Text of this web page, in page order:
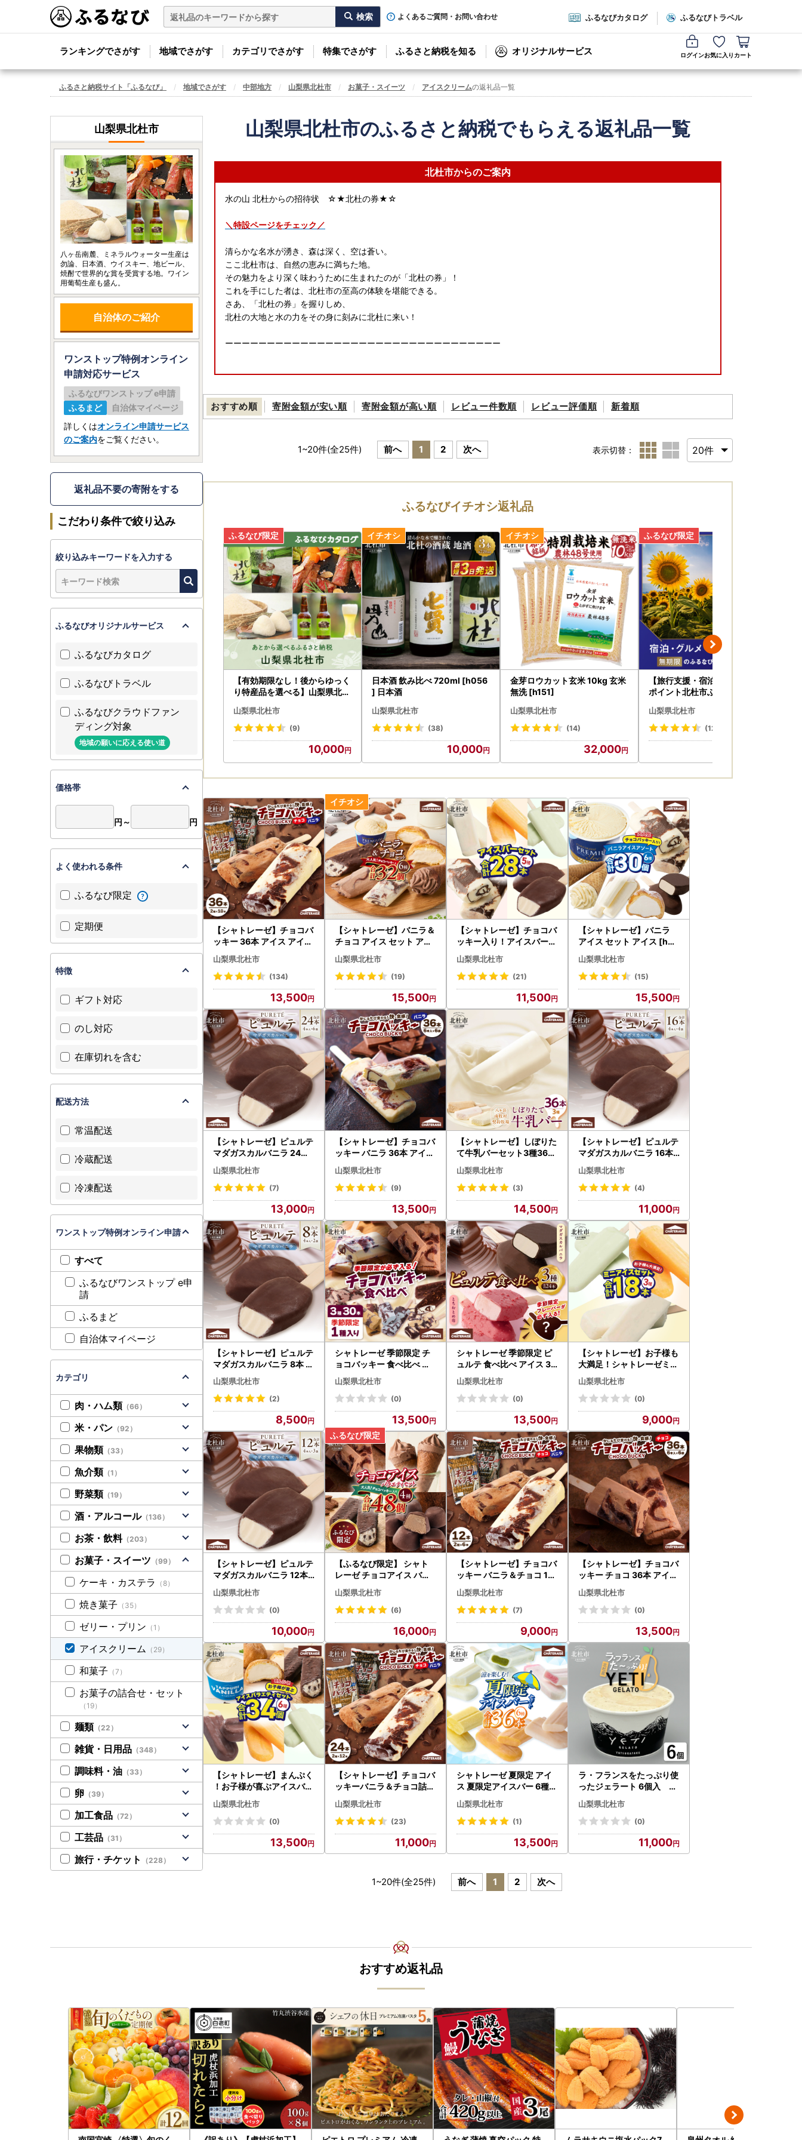
よくあるご質問・お問い合わせ ふるなびカタログ ふるなびトラベル
ランキングでさがす 地域でさがす カテゴリでさがす 特集でさがす ふるさと納税を知る オリジナルサービス ログインお気に入り カート
ふるさと納税サイト「ふるなび」 地域でさがす 中部地方 山梨県北杜市 お菓子・スイーツ アイスクリームの返礼品一覧
山梨県北杜市のふるさと納税でもらえる返礼品一覧
北杜市からのご案内
水の山 北杜からの招待状 ☆★北杜の券★☆
＼特設ページをチェック／
清らかな名水が湧き、森は深く、空は蒼い。
ここ北杜市は、自然の恵みに満ちた地。
その魅力をより深く味わうために生まれたのが「北杜の券」！
これを手にした者は、北杜市の至高の体験を堪能できる。
さあ、「北杜の券」を握りしめ、
北杜の大地と水の力をその身に刻みに北杜に来い！
ーーーーーーーーーーーーーーーーーーーーーーーーーーーーーーーーー
リニューアルされた「ふるまど」のご紹介です！
「ふるまど」を使えば、スマホやパソコンで複数自治体の管理やワンストップ特例申請が可能。
「IAM＜アイアム＞」と併用して使用するとスマホでワンストップ特例申請が完結！
※従来通りの「書類郵送による申請」も引き続き利用可能です。
詳しくはこちら
------------------------------------------------------------------------------------
＼マイナンバーカードをお持ちの方へ／
北杜市にご寄附をいただいた皆様のワンストップ特例申請手続きの負担を軽減するために、
スマホのみで申請を完結できるアプリ「IAM(アイアム)」が登場しました！
詳しくはこちらをご覧ください。
※従来通りの申請手続き「書類郵送による申請」も引き続きご利用可能です。
------------------------------------------------------------------------------------
【個人情報案内】
・商品の発送とご連絡、いただいたふるさと納税に関する報告、北杜市が主催・出展するふるさと納税関連イベント情報の提供、
北杜市のふるさと納税に関する情報提供のため、使用させていただきます。
・また、上記の手段としては、電子メールの配信やパンフレット等の郵送をさせていただく場合がございます。
おすすめ順 寄附金額が安い順 寄附金額が高い順 レビュー件数順 レビュー評価順 新着順
1~20件(全25件) 前へ 1 2 次へ 表示切替：
ふるなびイチオシ返礼品
【有効期限なし！後からゆっく
り特産品を選べる】山梨県北杜
山梨県北杜市
(9)
10,000
日本酒 飲み比べ 720ml [h056
] 日本酒
山梨県北杜市
(38)
10,000
金芽ロウカット玄米 10kg 玄米
無洗 [h151]
山梨県北杜市
(14)
32,000
【旅行支援・宿泊無期限】旅行
ポイント北杜市ふるなびトラベ
山梨県北杜市
(12)
【シャトレーゼ】チョコバ
ッキー 36本 アイス アイス
[h028]
山梨県北杜市
(134)
13,500
【シャトレーゼ】バニラ＆
チョコ アイス セット アイ
ス [h028]
山梨県北杜市
(19)
15,500
【シャトレーゼ】チョコバ
ッキー入り！アイスバー5
種セット [h367]
山梨県北杜市
(21)
11,500
【シャトレーゼ】バニラ
アイス セット アイス [h02
8]
山梨県北杜市
(15)
15,500
【シャトレーゼ】ピュルテ
マダガスカルバニラ 24本
アイス アイスクリーム 濃
厚 デザート スイーツ チョ
コレート おすすめ 人気 お
やつ 山梨県 北杜市 [h028]
山梨県北杜市
(7)
13,000
【シャトレーゼ】チョコバ
ッキー バニラ 36本 アイス
アイス [h028]
山梨県北杜市
(9)
13,500
【シャトレーゼ】しぼりた
て牛乳バーセット3種36本
入 アイス アイスクリー
ム [h028]
山梨県北杜市
(3)
14,500
【シャトレーゼ】ピュルテ
マダガスカルバニラ 16本
アイス アイスクリーム 濃
厚 デザート スイーツ チョ
コレート おすすめ 人気 お
やつ 山梨県 北杜市 [h028]
山梨県北杜市
(4)
11,000
【シャトレーゼ】ピュルテ
マダガスカルバニラ 8本 ア
イス アイス [h028]
山梨県北杜市
(2)
8,500
シャトレーゼ 季節限定 チ
ョコバッキー 食べ比べ ア
イス 3種 30本 [h367]
山梨県北杜市
(0)
13,500
シャトレーゼ 季節限定 ピ
ュルテ 食べ比べ アイス 3
種 24本 [h367]
山梨県北杜市
(0)
13,500
【シャトレーゼ】お子様も
大満足！シャトレーゼミニ
アイスセット18個入り [h3
67]
山梨県北杜市
(0)
9,000
【シャトレーゼ】ピュルテ
マダガスカルバニラ 12本
アイス アイスクリーム 濃
厚 デザート スイーツ チョ
コレート おすすめ 人気 お
やつ 山梨県 北杜市 [h028]
山梨県北杜市
(0)
10,000
【ふるなび限定】 シャト
レーゼ チョコアイス バラ
エティセット チョコ アイ
ス FN-Limited-SP [h367]
山梨県北杜市
(6)
16,000
【シャトレーゼ】チョコバ
ッキー バニラ＆チョコ 12
本 アイス アイス [h028]
山梨県北杜市
(7)
9,000
【シャトレーゼ】チョコバ
ッキー チョコ 36本 アイス
アイス [h028]
山梨県北杜市
(0)
13,500
【シャトレーゼ】まんぷく
！お子様が喜ぶアイスバラ
エティセット アイスクリ
ーム 詰め合わせ [h028]
山梨県北杜市
(0)
13,500
【シャトレーゼ】チョコバ
ッキーバニラ＆チョコ詰合
せ24本入 アイス アイスク
リーム [h028]
山梨県北杜市
(23)
11,000
シャトレーゼ 夏限定 アイ
ス 夏限定アイスバー 6種3
6本 [h367]
山梨県北杜市
(1)
13,500
ラ・フランスをたっぷり使
ったジェラート 6個入 ジ
ェラート ラ・フランス 12
0ml 6個入 アイス フルー
ツ 西洋梨 YETI 山梨県 北杜
市 八ヶ岳 人気 岩原果樹園
バレンタイン チョコ以外
ホワイトデー お返し [h03
山梨県北杜市
(0)
11,000
1~20件(全25件) 前へ 1 2 次へ
山梨県北杜市
八ヶ岳南麓、ミネラルウォーター生産は
勿論、日本酒、ウイスキー、地ビール、
焼酎で世界的な賞を受賞する地。ワイン
用葡萄生産も盛ん。
自治体のご紹介
ワンストップ特例オンライン
申請対応サービス
ふるなびワンストップ e申請
ふるまど
自治体マイページ
詳しくはオンライン申請サービス
のご案内をご覧ください。
返礼品不要の寄附をする
こだわり条件で絞り込み
絞り込みキーワードを入力する
ふるなびオリジナルサービス
ふるなびカタログ
ふるなびトラベル
ふるなびクラウドファン
ディング対象
地域の願いに応える使い道
価格帯
円～ 円
よく使われる条件
ふるなび限定
定期便
特徴
ギフト対応
のし対応
在庫切れを含む
配送方法
常温配送
冷蔵配送
冷凍配送
ワンストップ特例オンライン申請
すべて
ふるなびワンストップ e申
請
ふるまど
自治体マイページ
カテゴリ
肉・ハム類 （66）
米・パン （92）
果物類 （33）
魚介類 （1）
野菜類 （19）
酒・アルコール（136）
お茶・飲料（203）
お菓子・スイーツ （99）
ケーキ・カステラ （8）
焼き菓子 （35）
ゼリー・プリン （1）
アイスクリーム （29）
和菓子 （7）
お菓子の詰合せ・セット
（19）
麺類 （22）
雑貨・日用品 （348）
調味料・油 （33）
卵 （39）
加工食品 （72）
工芸品 （31）
旅行・チケット （228）
おすすめ返礼品